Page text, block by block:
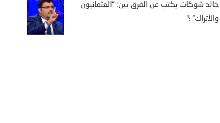
لآلاف المغاربة نحو مدينة
الواقعة تحت الاحتلال الإسباني،
خالد شوكات يكتب عن الفرق بين: “العثمانيون
والأتراك” ؟